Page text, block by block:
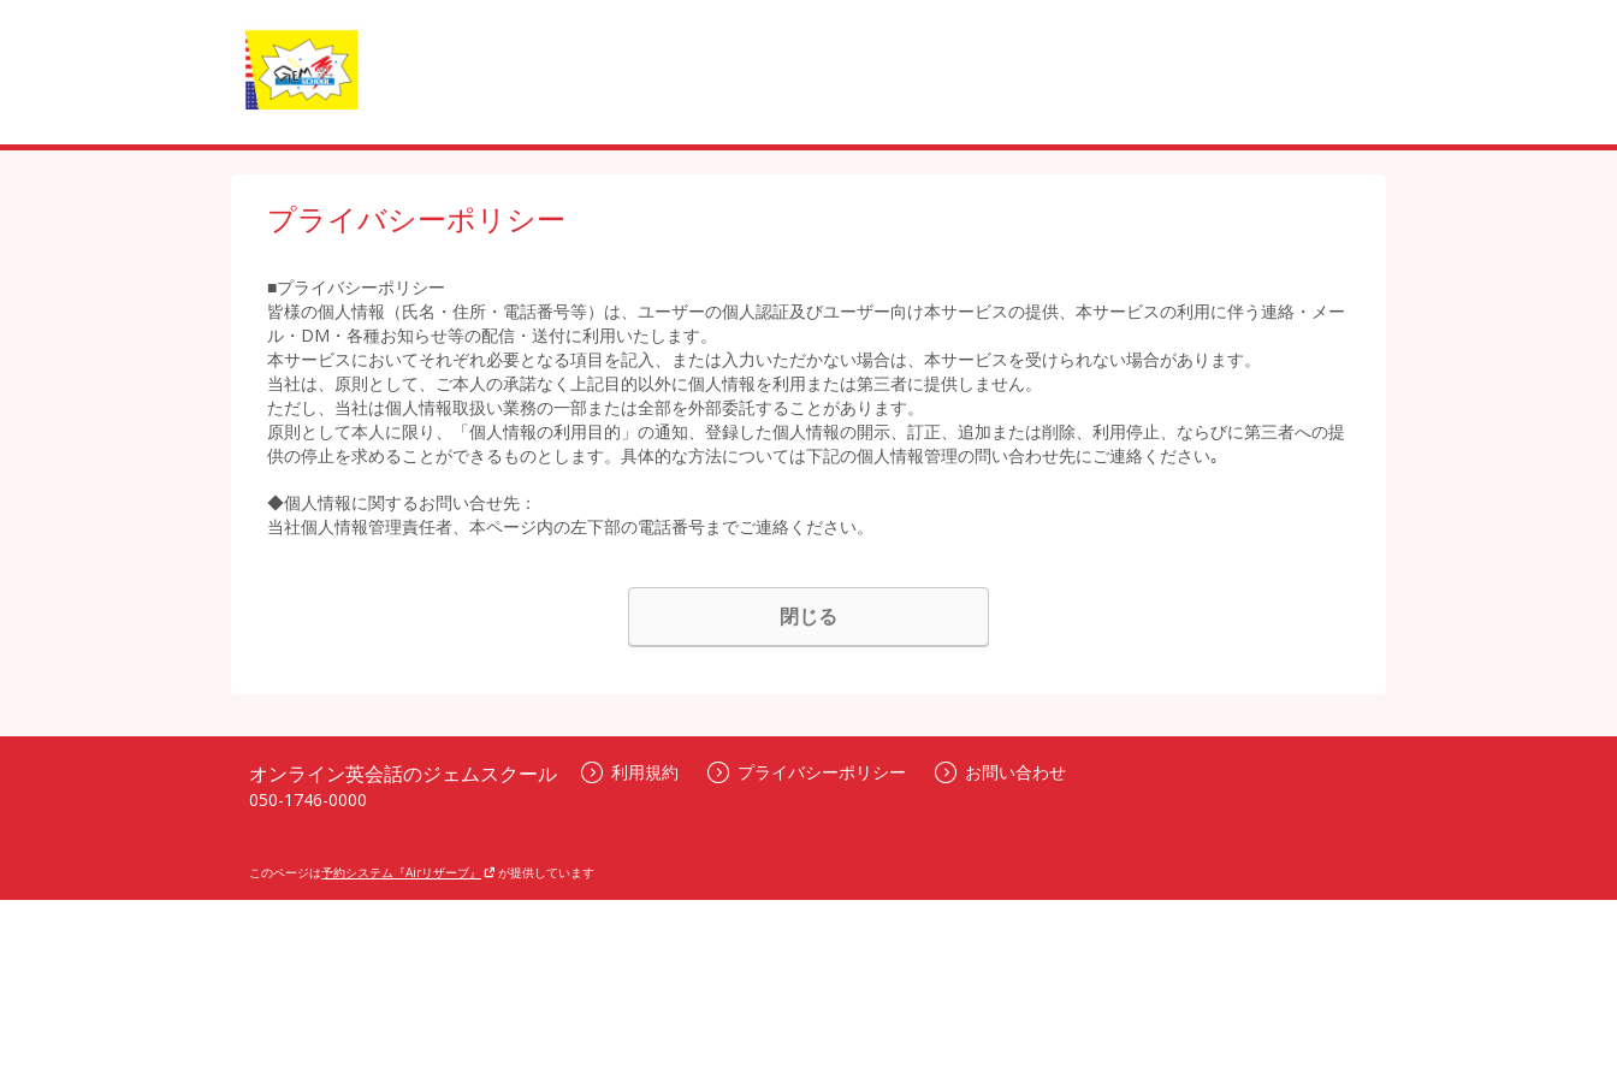
プライバシーポリシー
■プライバシーポリシー
皆様の個人情報（氏名・住所・電話番号等）は、ユーザーの個人認証及びユーザー向け本サービスの提供、本サービスの利用に伴う連絡・メー
ル・DM・各種お知らせ等の配信・送付に利用いたします。
本サービスにおいてそれぞれ必要となる項目を記入、または入力いただかない場合は、本サービスを受けられない場合があります。
当社は、原則として、ご本人の承諾なく上記目的以外に個人情報を利用または第三者に提供しません。
ただし、当社は個人情報取扱い業務の一部または全部を外部委託することがあります。
原則として本人に限り、「個人情報の利用目的」の通知、登録した個人情報の開示、訂正、追加または削除、利用停止、ならびに第三者への提
供の停止を求めることができるものとします。具体的な方法については下記の個人情報管理の問い合わせ先にご連絡ください｡
◆個人情報に関するお問い合せ先：
当社個人情報管理責任者、本ページ内の左下部の電話番号までご連絡ください。
閉じる
オンライン英会話のジェムスクール
050-1746-0000
利用規約 プライバシーポリシー お問い合わせ
このページは予約システム『Airリザーブ』 が提供しています